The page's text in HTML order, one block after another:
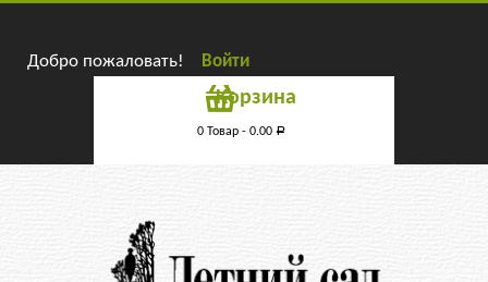
Добро пожаловать! Войти
Корзина
0 Товар - 0.00 Р